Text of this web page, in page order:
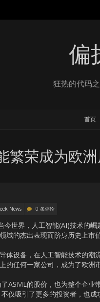
偏
狂热的代码
首页
繁荣成为欧
News 0 条评论
今世界，人工智能(AI)技术的
域的杰出表现而跻身历史上市
体设备，在人工智能技术的潮
的任何一家公司，成为了欧洲
ASML的股价，也为整个企
仅吸引了更多的投资者，也